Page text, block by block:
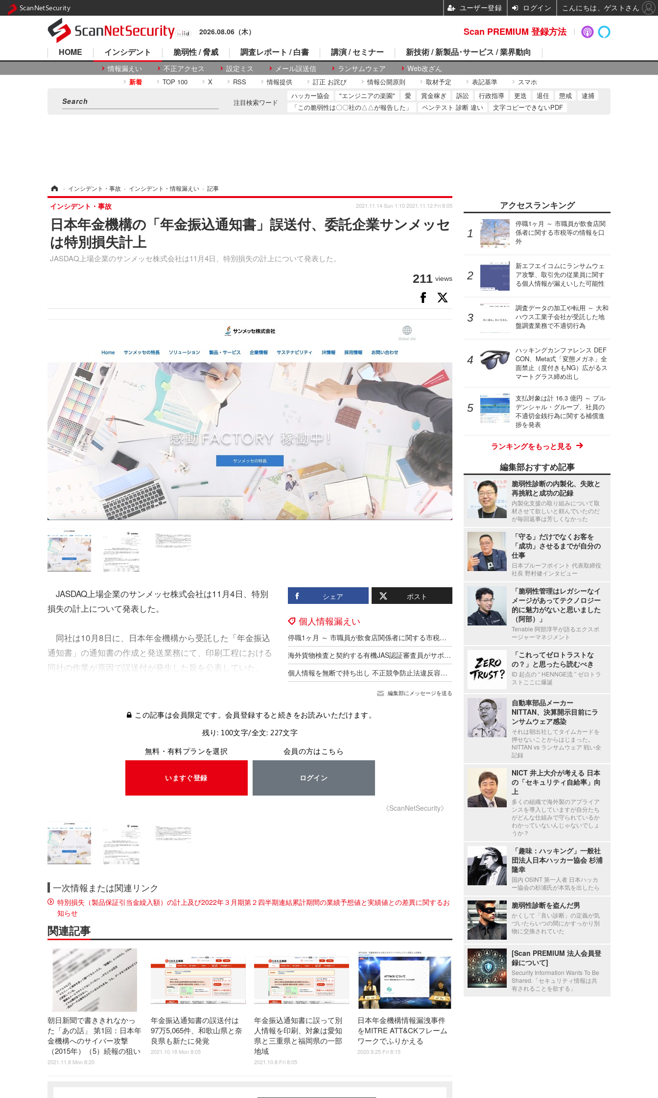
2026.08.06（木）
HOME インシデント
情報漏えい 不正アクセス 設定ミス メール誤送信 ランサムウェア Web改ざん
脆弱性 / 脅威 調査レポート / 白書 講演 / セミナー 新技術 / 新製品･サービス / 業界動向
新着 TOP 100 X RSS 情報提供 訂正 お詫び 情報公開原則 取材予定 表記基準 スマホ
注目検索ワード
ハッカー協会 "エンジニアの楽園" 愛 賞金稼ぎ 訴訟 行政指導 更迭 退任 懲戒
逮捕
「この脆弱性は〇〇社の△△が報告した」
ペンテスト 診断 違い 文字コピーできないPDF
› インシデント・事故 › インシデント・情報漏えい › 記事
日本年金機構の「年金振込通知書」誤送付、委託企業サンメッセ
は特別損失計上
JASDAQ上場企業のサンメッセ株式会社は11月4日、特別損失の計上について発表した。
インシデント・事故 2021.11.14 Sun 1:10 2021.11.12 Fri 8:05
211 views
シェア ポスト
個人情報漏えい
停職1ヶ月 ～ 市職員が飲食店関係者に関する市税等の情報を口外
海外貨物検査と契約する有機JAS認証審査員がサポート詐欺被害
個人情報を無断で持ち出し 不正競争防止法違反容疑で逮捕
編集部にメッセージを送る
JASDAQ上場企業のサンメッセ株式会社は11月4日、特別
損失の計上について発表した。
同社は10月8日に、日本年金機構から受託した「年金振込
通知書」の通知書の作成と発送業務にて、印刷工程における
同社の作業が原因で誤送付が発生した旨を公表していた。
この記事は会員限定です。会員登録すると続きをお読みいただけます。
残り: 100文字/全文: 227文字
無料・有料プランを選択
いますぐ登録
会員の方はこちら
ログイン
《ScanNetSecurity》
一次情報または関連リンク
特別損失（製品保証引当金繰入額）の計上及び2022年３月期第２四半期連結累計期間の業績予想値と実績値との差異に関するお
知らせ
関連記事
朝日新聞で書ききれなかっ
た「あの話」 第1回：日本年
金機構へのサイバー攻撃
（2015年）（5）続報の狙い
2021.11.8 Mon 8:20
年金振込通知書の誤送付は
97万5,065件、和歌山県と奈
良県も新たに発覚
2021.10.18 Mon 8:05
年金振込通知書に誤って別
人情報を印刷、対象は愛知
県と三重県と福岡県の一部
地域
2021.10.8 Fri 8:05
日本年金機構情報漏洩事件
をMITRE ATT&CKフレーム
ワークでふりかえる
2020.9.25 Fri 8:15
アクセスランキング
停職1ヶ月 ～ 市職員が飲食店関
係者に関する市税等の情報を口
外
新エフエイコムにランサムウェ
ア攻撃、取引先の従業員に関す
る個人情報が漏えいした可能性
調査データの加工や転用 ～ 大和
ハウス工業子会社が受託した地
盤調査業務で不適切行為
ハッキングカンファレンス DEF
CON、Meta式「変態メガネ」全
面禁止（度付きもNG）広がるス
マートグラス締め出し
支払対象は計 16.3 億円 ～ プル
デンシャル・グループ、社員の
不適切金銭行為に関する補償進
捗を発表
ランキングをもっと見る
編集部おすすめ記事
脆弱性診断の内製化、失敗と
再挑戦と成功の記録
内製化支援の取り組みについて取
材させて欲しいと頼んでいたのだ
が毎回返事は芳しくなかった
「守る」だけでなくお客を
「成功」させるまでが自分の
仕事
日本プルーフポイント 代表取締役
社長 野村健インタビュー
「脆弱性管理はレガシーなイ
メージがあってテクノロジー
的に魅力がないと思いました
（阿部）」
Tenable 阿部淳平が語るエクスポ
ージャーマネジメント
「これってゼロトラストな
の？」と思ったら読むべき
ID 起点の “ HENNGE流 ” ゼロトラ
ストここに爆誕
自動車部品メーカー
NITTAN、決算開示目前にラ
ンサムウェア感染
それは朝出社してタイムカードを
押せないことからはじまった。
NITTAN vs ランサムウェア 戦い全
記録
NICT 井上大介が考える 日本
の「セキュリティ自給率」向
上
多くの組織で海外製のアプライア
ンスを導入していますが自分たち
がどんな仕組みで守られているか
わかっていないんじゃないでしょ
うか？
「趣味：ハッキング」一般社
団法人日本ハッカー協会 杉浦
隆幸
国内 OSINT 第一人者 日本ハッカ
ー協会の杉浦氏が本気を出したら
脆弱性診断を盗んだ男
かくして「良い診断」の定義が気
づいたらいつの間にかすっかり別
物に交換されていた
[Scan PREMIUM 法人会員登
録について]
Security Information Wants To Be
Shared.「セキュリティ情報は共
有されることを欲する」
Scan PREMIUM 登録方法
ScanNetSecurity ユーザー登録 ログイン こんにちは、ゲストさん